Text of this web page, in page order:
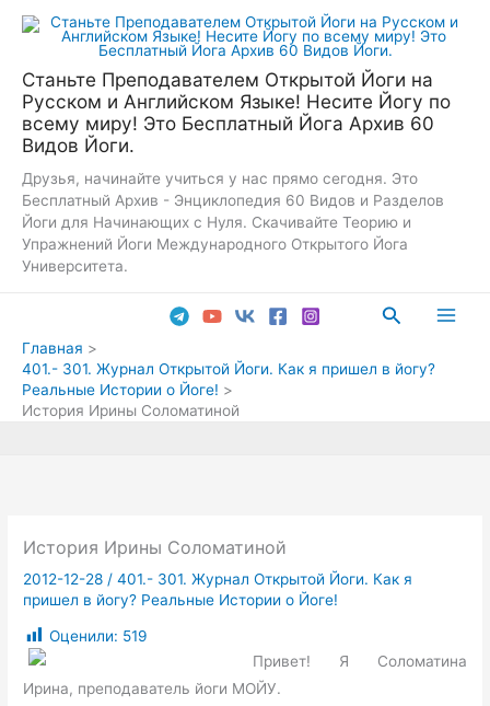
Перейти
Станьте Преподавателем Открытой Йоги на
Русском и Английском Языке! Несите Йогу по
всему миру! Это Бесплатный Йога Архив 60
Видов Йоги.
Друзья, начинайте учиться у нас прямо сегодня. Это
Бесплатный Архив - Энциклопедия 60 Видов и Разделов
Йоги для Начинающих с Нуля. Скачивайте Теорию и
Упражнений Йоги Международного Открытого Йога
Университета.
Поиск
Главная
401.- 301. Журнал Открытой Йоги. Как я пришел в йогу?
Реальные Истории о Йоге!
История Ирины Соломатиной
История Ирины Соломатиной
2012-12-28 /401.- 301. Журнал Открытой Йоги. Как я
пришел в йогу? Реальные Истории о Йоге!
Оценили: 519
Привет! Я Соломатина
Ирина, преподаватель йоги МОЙУ.